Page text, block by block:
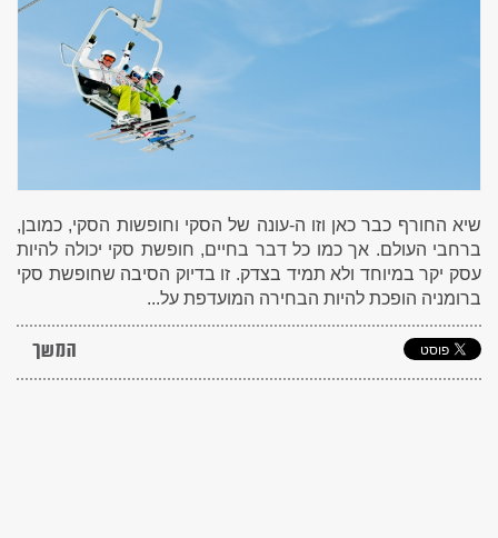
שיא החורף כבר כאן וזו ה-עונה של הסקי וחופשות הסקי, כמובן,
ברחבי העולם. אך כמו כל דבר בחיים, חופשת סקי יכולה להיות
עסק יקר במיוחד ולא תמיד בצדק. זו בדיוק הסיבה שחופשת סקי
ברומניה הופכת להיות הבחירה המועדפת על...
המשך